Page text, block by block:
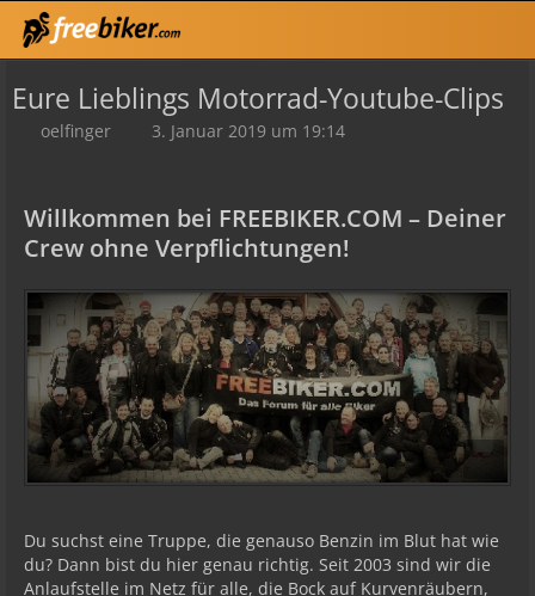
Eure Lieblings Motorrad-Youtube-Clips
oelfinger 3. Januar 2019 um 19:14
Willkommen bei FREEBIKER.COM – Deiner
Crew ohne Verpflichtungen!
Du suchst eine Truppe, die genauso Benzin im Blut hat wie
du? Dann bist du hier genau richtig. Seit 2003 sind wir die
Anlaufstelle im Netz für alle, die Bock auf Kurvenräubern,